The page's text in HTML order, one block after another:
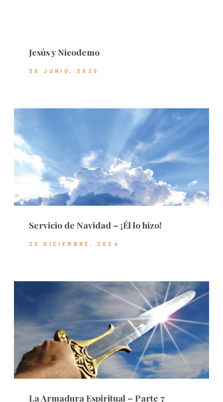
Jesús y Nicodemo
30 JUNIO, 2025
Servicio de Navidad – ¡Él lo hizo!
22 DICIEMBRE, 2024
La Armadura Espiritual – Parte 7